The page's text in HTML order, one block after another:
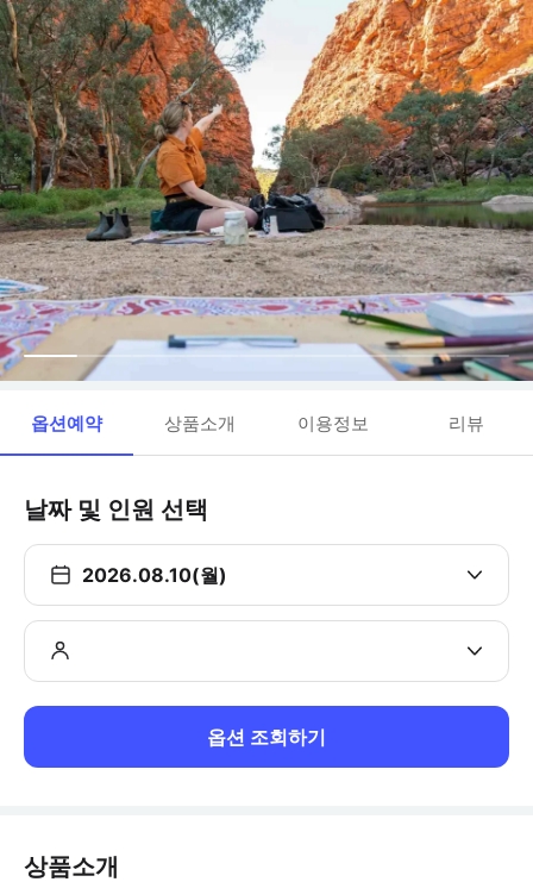
옵션예약 상품소개 이용정보 리뷰
날짜 및 인원 선택
2026.08.10(월)
옵션 조회하기
상품소개